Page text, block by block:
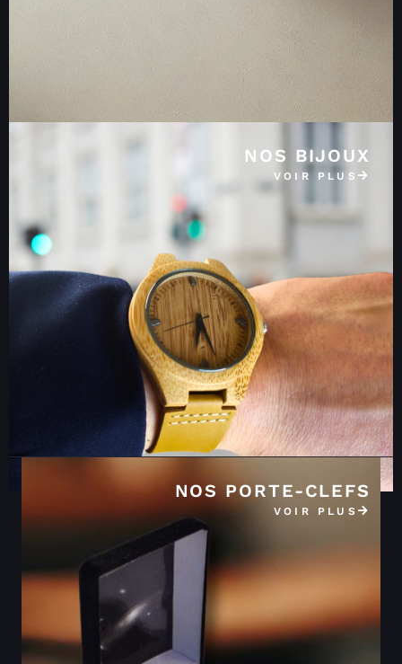
NOS BIJOUX
VOIR PLUS
NOS PORTE-CLEFS
VOIR PLUS